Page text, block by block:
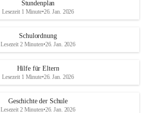
Stundenplan
Lesezeit 1 Minute•26. Jan. 2026
Schulordnung
Lesezeit 2 Minuten•26. Jan. 2026
Hilfe für Eltern
Lesezeit 1 Minute•26. Jan. 2026
Geschichte der Schule
Lesezeit 2 Minuten•26. Jan. 2026